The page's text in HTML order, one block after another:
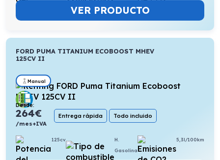
VER PRODUCTO
FORD PUMA TITANIUM ECOBOOST MHEV
125CV II
Manual
Desde:
264€
/mes+IVA
Entrega rápida Todo incluido
125cv
H.
Gasolina
5,3l/100km